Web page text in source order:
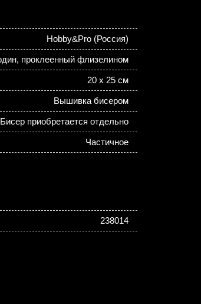
Hobby&Pro (Россия)
проклеенный флизелином
20 х 25 см
Вышивка бисером
Бисер приобретается отдельно
Частичное
238014